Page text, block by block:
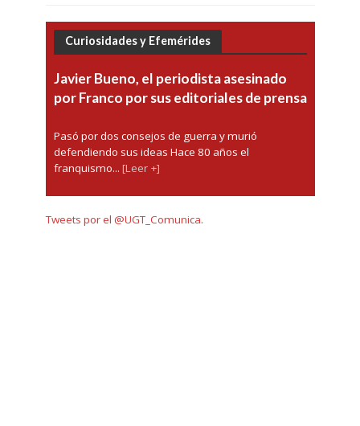
Curiosidades y Efemérides
Javier Bueno, el periodista asesinado
por Franco por sus editoriales de prensa
Pasó por dos consejos de guerra y murió
defendiendo sus ideas Hace 80 años el
franquismo... [Leer +]
Tweets por el @UGT_Comunica.